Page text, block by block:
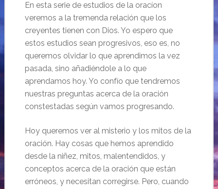
En esta serie de estudios de la oracíon
veremos a la tremenda relación que los
creyentes tienen con Dios. Yo espero que
estos estudios sean progresivos, eso es, no
queremos olvidar lo que aprendimos la vez
pasada, sino añadiéndole a lo que
aprendamos hoy. Yo confío que tendremos
nuestras preguntas acerca de la oración
constestadas según vamos progresando.
Hoy queremos ver al misterio y los mitos de la
oración. Hay cosas que hemos aprendido
desde la niñez, mitos, malentendidos, y
conceptos acerca de la oración que están
erróneos, y necesitan corregirse. Pero, cuando